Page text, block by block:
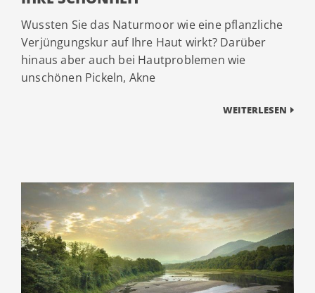
Wussten Sie das Naturmoor wie eine pflanzliche
Verjüngungskur auf Ihre Haut wirkt? Darüber
hinaus aber auch bei Hautproblemen wie
unschönen Pickeln, Akne
WEITERLESEN